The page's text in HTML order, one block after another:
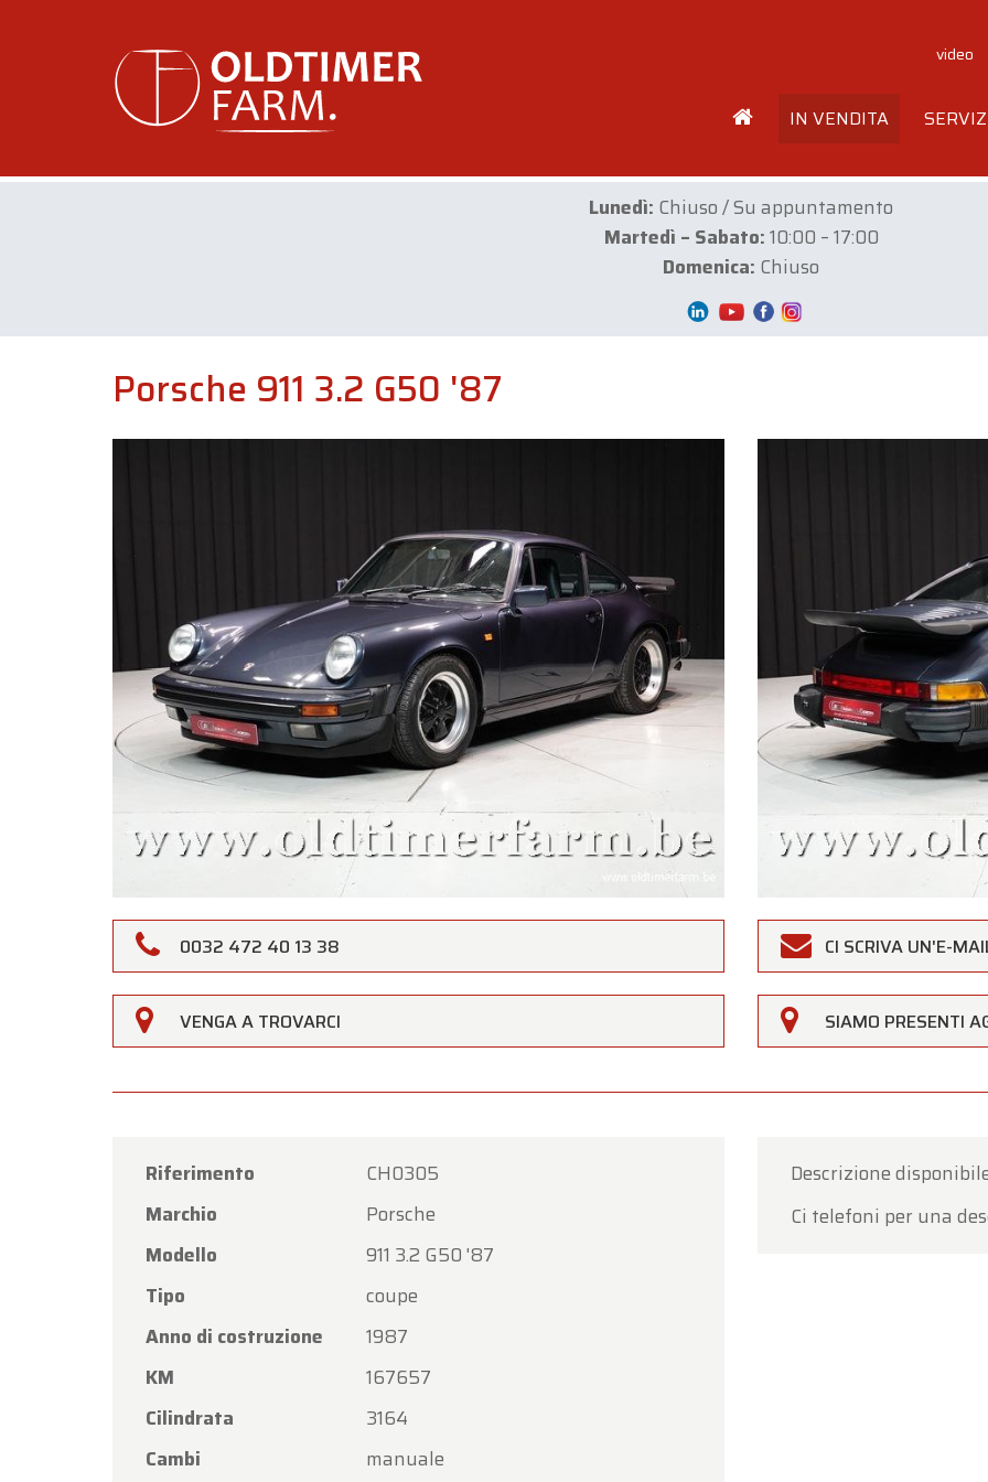
video
IN VENDITA
Lunedì: Chiuso / Su appuntamento
Martedì – Sabato:10:00 – 17:00
Domenica: Chiuso
Porsche 911 3.2 G50 '87
0032 472 40 13 38 CI SCRIVA UN'E-
VENGA A TROVARCI SIAMO PRESENTI
Riferimento
CH0305
Marchio
Porsche
Modello
911 3.2 G50 '87
Tipo
coupe
Anno di costruzione
1987
KM
167657
Cilindrata
3164
Cambi
manuale
Descrizione
Ci telefoni per una